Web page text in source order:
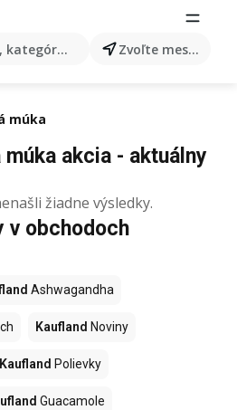
kategórie, produkty... Zvoľte mesto
múka
múka akcia - aktuálny
žiadne výsledky.
v obchodoch
Ashwagandha
Kaufland Noviny
Kaufland Polievky
Guacamole